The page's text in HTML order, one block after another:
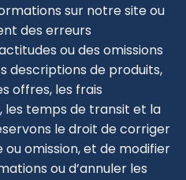
sur notre site ou
des erreurs
ou des omissions
descriptions de produits,
offres, les frais
les temps de transit et la
le droit de corriger
omission, et de modifier
ou d’annuler les